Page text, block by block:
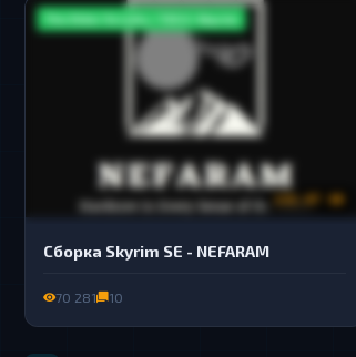
The Elder Scrolls / TES V: Skyrim
Сборка Skyrim SE - NEFARAM
70 281 10